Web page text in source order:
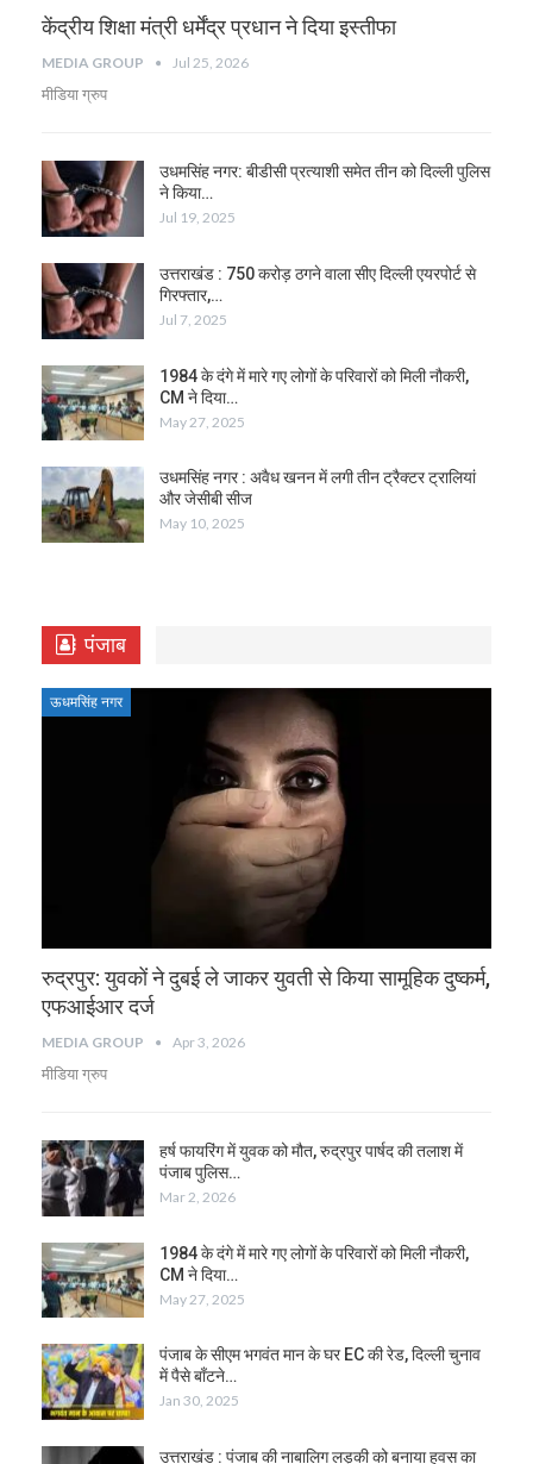
केंद्रीय शिक्षा मंत्री धर्मेंद्र प्रधान ने दिया इस्तीफा
MEDIA GROUP Jul 25, 2026
मीडिया ग्रुप
उधमसिंह नगर: बीडीसी प्रत्याशी समेत तीन को दिल्ली पुलिस
ने किया…
Jul 19, 2025
उत्तराखंड : 750 करोड़ ठगने वाला सीए दिल्ली एयरपोर्ट से
गिरफ्तार,…
Jul 7, 2025
1984 के दंगे में मारे गए लोगों के परिवारों को मिली नौकरी,
CM ने दिया…
May 27, 2025
उधमसिंह नगर : अवैध खनन में लगी तीन ट्रैक्टर ट्रालियां
और जेसीबी सीज
May 10, 2025
पंजाब
ऊधमसिंह नगर
रुद्रपुर: युवकों ने दुबई ले जाकर युवती से किया सामूहिक दुष्कर्म,
एफआईआर दर्ज
MEDIA GROUP Apr 3, 2026
मीडिया ग्रुप
हर्ष फायरिंग में युवक को मौत, रुद्रपुर पार्षद की तलाश में
पंजाब पुलिस…
Mar 2, 2026
1984 के दंगे में मारे गए लोगों के परिवारों को मिली नौकरी,
CM ने दिया…
May 27, 2025
पंजाब के सीएम भगवंत मान के घर EC की रेड, दिल्ली चुनाव
में पैसे बाँटने…
Jan 30, 2025
उत्तराखंड : पंजाब की नाबालिग लड़की को बनाया हवस का